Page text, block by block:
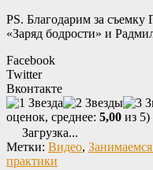
PS. Благодарим за съемку
«Заряд бодрости» и
Facebook
Twitter
Вконтакте
оценок, среднее: 5,00 из 5)
Загрузка...
Метки: Видео,
практики